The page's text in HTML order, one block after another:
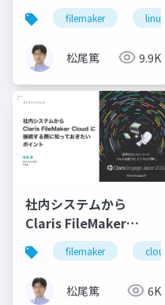
filemaker linux
松尾篤 9.9K
社内システムから
Claris FileMaker
Cloud に接続する際に
知っておきたいポイン
ト
filemaker cloud
松尾篤 6K